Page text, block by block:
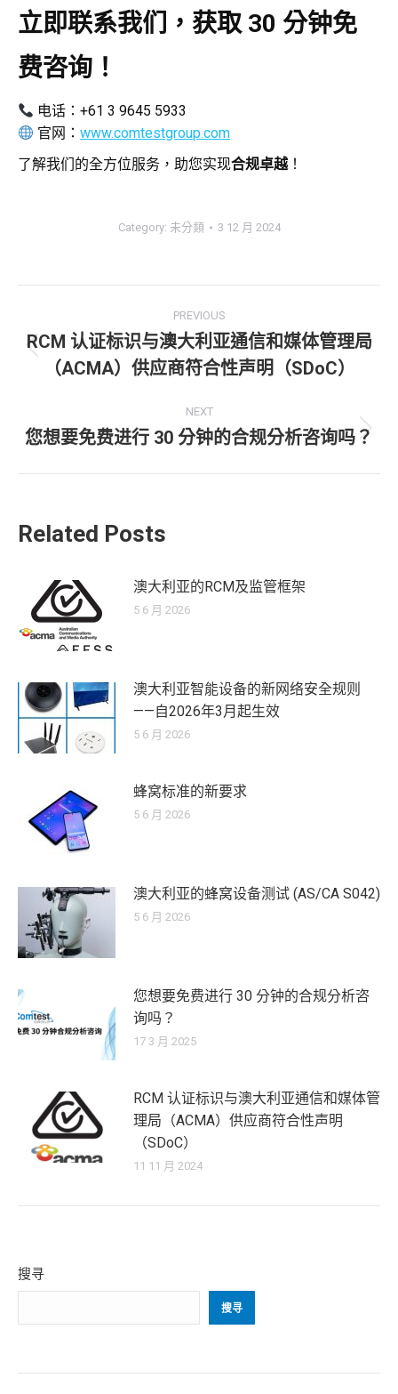
立即联系我们，获取 30 分钟免
费咨询！
电话：+61 3 9645 5933
官网：www.comtestgroup.com
了解我们的全方位服务，助您实现合规卓越！
Category: 未分類 3 12 月 2024
navigation
PREVIOUS
Previous
post:
RCM 认证标识与澳大利亚通信和媒体管理局
（ACMA）供应商符合性声明（SDoC）
NEXT
Next
您想要免费进行 30 分钟的合规分析咨询吗？
Related Posts
澳大利亚的RCM及监管框架
5 6 月 2026
澳大利亚智能设备的新网络安全规则
——自2026年3月起生效
5 6 月 2026
蜂窝标准的新要求
5 6 月 2026
澳大利亚的蜂窝设备测试 (AS/CA S042)
5 6 月 2026
您想要免费进行 30 分钟的合规分析咨
询吗？
17 3 月 2025
RCM 认证标识与澳大利亚通信和媒体管
理局（ACMA）供应商符合性声明
（SDoC）
11 11 月 2024
搜寻
搜寻